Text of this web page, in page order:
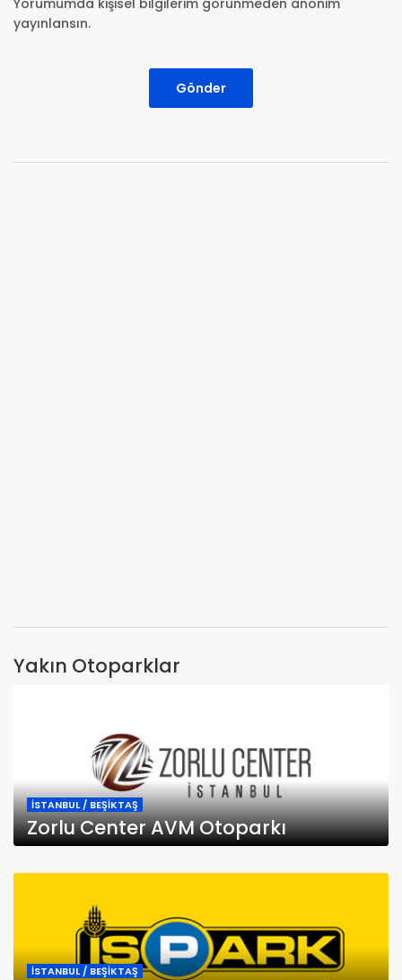
Yorumumda kişisel bilgilerim görünmeden anonim
yayınlansın.
Gönder
Yakın Otoparklar
İSTANBUL / BEŞİKTAŞ
Zorlu Center AVM Otoparkı
İSTANBUL / BEŞİKTAŞ